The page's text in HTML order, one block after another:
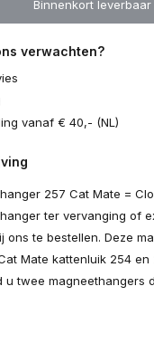
Binnenkort leverbaar
verwachten?
vanaf € 40,- (NL)
257 Cat Mate =
ter vervanging of
ons te bestellen. Deze
Mate kattenluik 254 en
u twee magneethangers